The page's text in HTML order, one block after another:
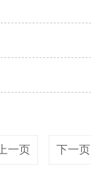
上一页 下一页